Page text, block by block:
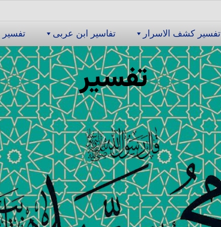
تفسیر كشف الاسرار تفاسیر ابن عربى تفسیر
تفسیر